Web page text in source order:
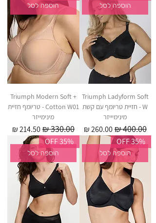
הוספה לסל
Triumph Ladyform Soft
W - חזיית טריומף עם קשת
מינימיייזר
מחיר רגיל‏400.00 ‏₪ מחיר מבצע‏260.00 ‏₪
הוספה לסל
Triumph Modern Soft +
Cotton W01 - טריומף חזיית
מינימייזר
מחיר רגיל‏330.00 ‏₪ מחיר מבצע‏214.50 ‏₪
הוספה לסל
35% OFF
הוספה לסל
35% OFF